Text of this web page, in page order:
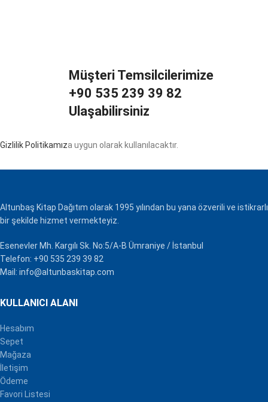
Müşteri Temsilcilerimize
+90 535 239 39 82
Ulaşabilirsiniz
Gizlilik Politikamıza uygun olarak kullanılacaktır.
Altunbaş Kitap Dağıtım olarak 1995 yılından bu yana özverili ve istikrarlı
bir şekilde hizmet vermekteyiz.
Esenevler Mh. Kargılı Sk. No:5/A-B Ümraniye / İstanbul
Telefon: +90 535 239 39 82
Mail: info@altunbaskitap.com
KULLANICI ALANI
Hesabım
Sepet
Mağaza
İletişim
Ödeme
Favori Listesi